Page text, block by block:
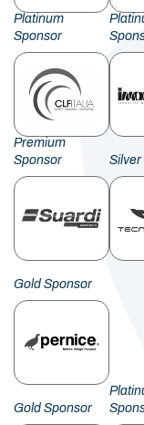
Platinum
Sponsor
Premium
Sponsor
Silver
Gold Sponsor
Gold Sponsor